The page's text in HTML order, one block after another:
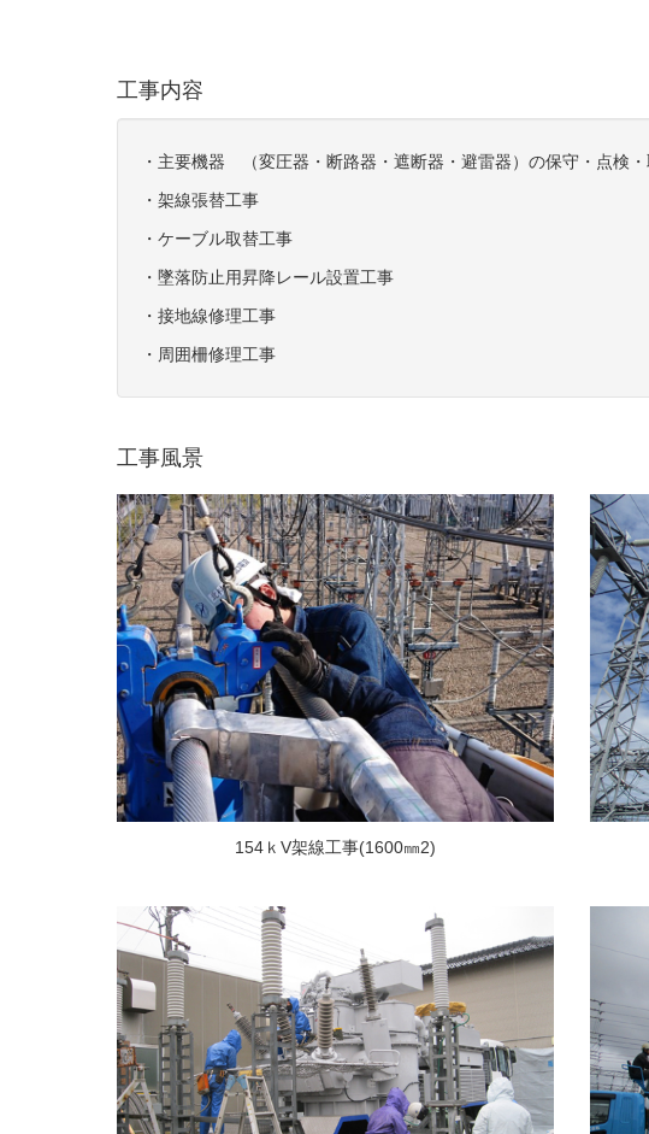
工事内容
・主要機器 （変圧器・断路器・遮断器・避雷器）の保守・点検
・架線張替工事
・ケーブル取替工事
・墜落防止用昇降レール設置工事
・接地線修理工事
・周囲柵修理工事
工事風景
154ｋV架線工事(1600㎜2)